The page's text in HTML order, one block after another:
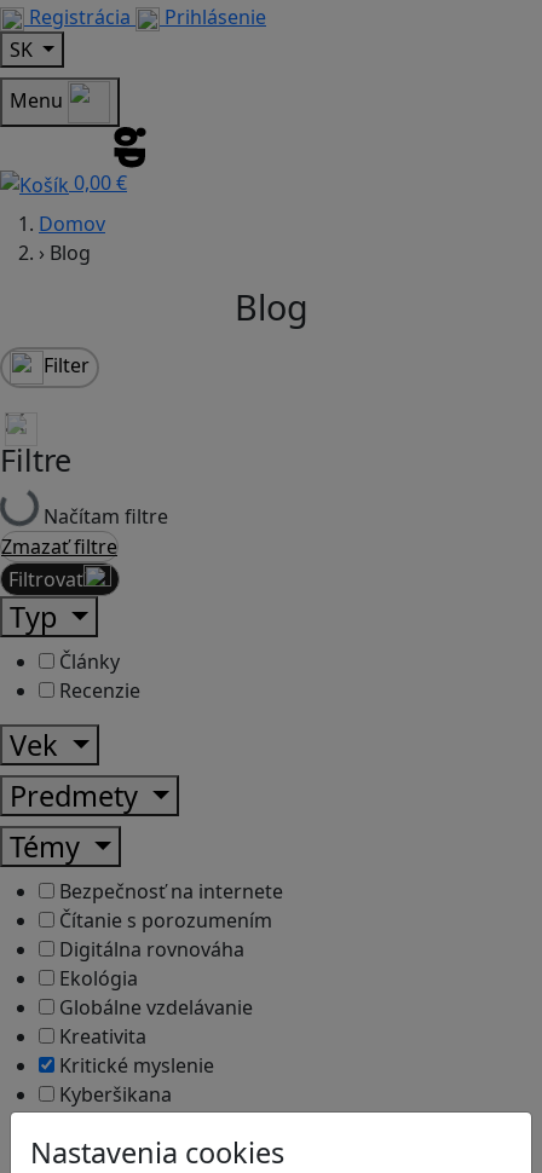
Registrácia
Prihlásenie
SK
Menu
0,00 €
Nastavenia cookies
Domov
› Blog
Blog
Filter
Filtre
Načítam filtre
Zmazať filtre
Filtrovať
Typ
Články
Recenzie
Vek
Predmety
Témy
Bezpečnosť na internete
Čítanie s porozumením
Digitálna rovnováha
Ekológia
Globálne vzdelávanie
Kreativita
Kritické myslenie
Kyberšikana
Ľudské práva a tolerancia